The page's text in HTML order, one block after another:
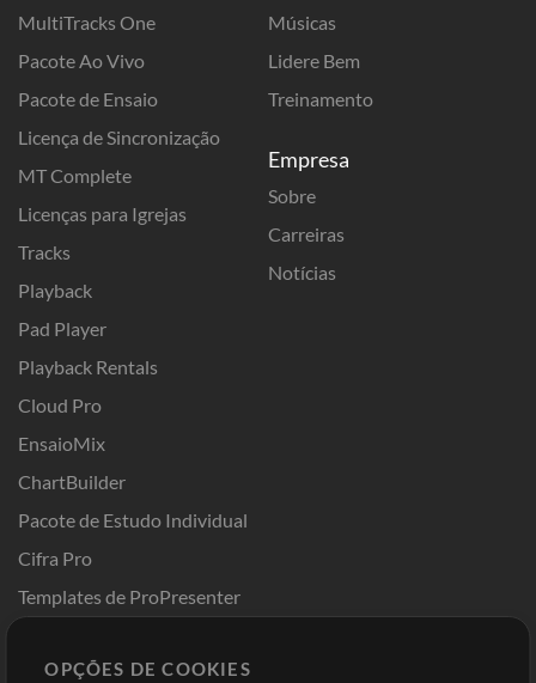
MultiTracks One
Pacote Ao Vivo
Pacote de Ensaio
Licença de Sincronização
MT Complete
Licenças para Igrejas
Tracks
Playback
Pad Player
Playback Rentals
Cloud Pro
EnsaioMix
ChartBuilder
Pacote de Estudo Individual
Cifra Pro
Templates de ProPresenter
Músicas
Lidere Bem
Treinamento
Empresa
Sobre
Carreiras
Notícias
OPÇÕES DE COOKIES